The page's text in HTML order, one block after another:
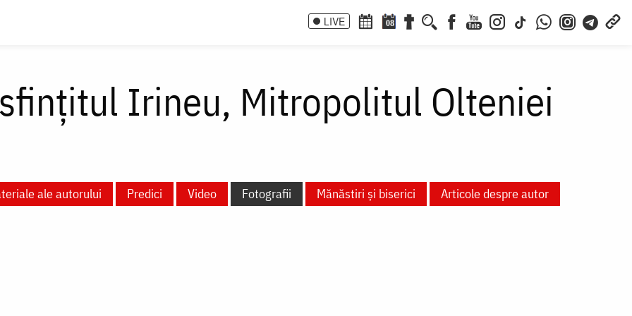
LIVE 08
Irineu, Mitropolitul Olteniei
ale autorului Predici Video Fotografii Mănăstiri și biserici
Articole despre autor